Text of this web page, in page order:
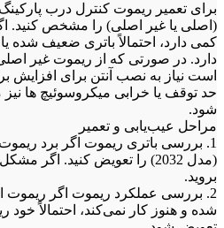
برای تعمیر ریموت کنترل درب پارکینگ
(اصلی یا غیر اصلی) را مشخص کنید.
کمی دارد، احتمالاً باتری ضعیف شده
دارد. در صورتی که از ریموت غیر
است نیاز به نصب آنتن برای افزایش
حد توقف یا خرابی میکروسوئیچ ها
شود.
مراحل عیب‌یابی و تعمیر
1. بررسی باتری ریموت اگر برد
(مدل 2032) را تعویض کنید.
بروید.
2. بررسی عملکرد ریموت اگر
شده و هنوز کار نمی‌کند، احتمالاً